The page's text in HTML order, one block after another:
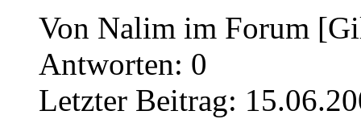
Von Nalim im Forum
Antworten: 0
Letzter Beitrag: